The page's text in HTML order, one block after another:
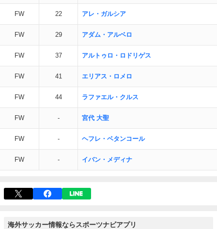
FW 22 アレ・ガルシア
FW 29 アダム・アルベロ
FW 37 アルトゥロ・ロドリゲス
FW 41 エリアス・ロメロ
FW 44 ラファエル・クルス
FW - 宮代 大聖
FW - ヘフレ・ベタンコール
FW - イバン・メディナ
海外サッカー情報ならスポーツナビアプリ